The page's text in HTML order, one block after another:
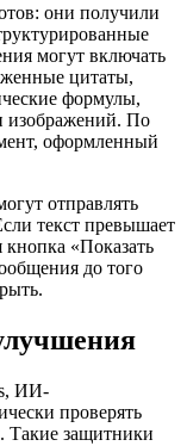
они получили
могут включать
цитаты,
формулы,
изображений. По
оформленный
отправлять
текст превышает
кнопка «Показать
до того
ИИ-
проверять
Такие защитники